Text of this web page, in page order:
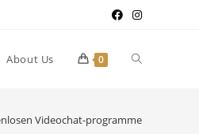
About Us 0
Videochat-programme